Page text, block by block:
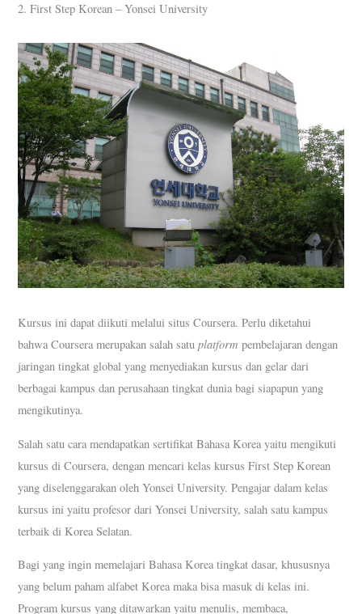
2. First Step Korean – Yonsei University
Kursus ini dapat diikuti melalui situs Coursera. Perlu diketahui
bahwa Coursera merupakan salah satuplatform pembelajaran dengan
jaringan tingkat global yang menyediakan kursus dan gelar dari
berbagai kampus dan perusahaan tingkat dunia bagi siapapun yang
mengikutinya.
Salah satu cara mendapatkan sertifikat Bahasa Korea yaitu mengikuti
kursus di Coursera, dengan mencari kelas kursus First Step Korean
yang diselenggarakan oleh Yonsei University. Pengajar dalam kelas
kursus ini yaitu profesor dari Yonsei University, salah satu kampus
terbaik di Korea Selatan.
Bagi yang ingin memelajari Bahasa Korea tingkat dasar, khususnya
yang belum paham alfabet Korea maka bisa masuk di kelas ini.
Program kursus yang ditawarkan yaitu menulis, membaca,